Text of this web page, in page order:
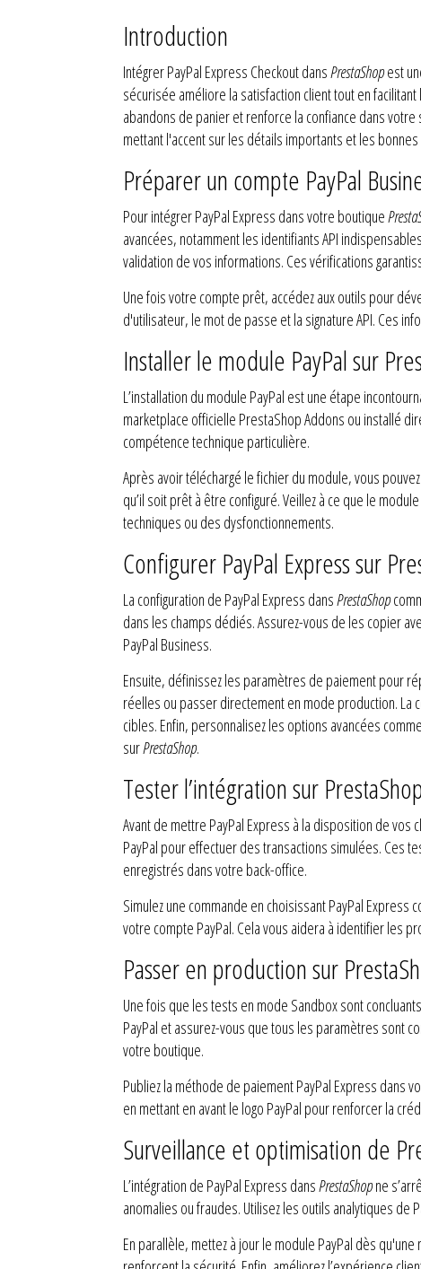
Introduction
Intégrer PayPal Express Checkout dansPrestaShopest
sécurisée améliore la satisfaction client tout en
abandons de panier et renforce la confiance dans
mettant l'accent sur les détails importants et les
Préparer un compte PayPal
Pour intégrer PayPal Express dans votre boutique
avancées, notamment les identifiants API
validation de vos informations. Ces vérifications
Une fois votre compte prêt, accédez aux outils pour
d'utilisateur, le mot de passe et la signature API. Ces
Installer le module PayPal sur
L’installation du module PayPal est une étape
marketplace officielle PrestaShop Addons ou installé
compétence technique particulière.
Après avoir téléchargé le fichier du module, vous
qu’il soit prêt à être configuré. Veillez à ce que le
techniques ou des dysfonctionnements.
Configurer PayPal Express sur
La configuration de PayPal Express dansPrestaShop
dans les champs dédiés. Assurez-vous de les copier
PayPal Business.
Ensuite, définissez les paramètres de paiement pour
réelles ou passer directement en mode production.
cibles. Enfin, personnalisez les options avancées
surPrestaShop.
Tester l’intégration sur
Avant de mettre PayPal Express à la disposition de
PayPal pour effectuer des transactions simulées. Ces
enregistrés dans votre back-office.
Simulez une commande en choisissant PayPal
votre compte PayPal. Cela vous aidera à identifier les
Passer en production sur
Une fois que les tests en mode Sandbox sont
PayPal et assurez-vous que tous les paramètres sont
votre boutique.
Publiez la méthode de paiement PayPal Express dans
en mettant en avant le logo PayPal pour renforcer la
Surveillance et optimisation de
L’intégration de PayPal Express dansPrestaShopne
anomalies ou fraudes. Utilisez les outils analytiques de
En parallèle, mettez à jour le module PayPal dès